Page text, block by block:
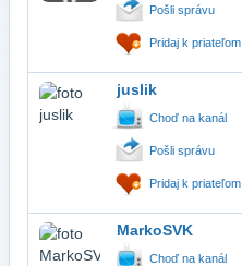
Pošli správu
Pridaj k priateľom
juslik
Choď na kanál
Pošli správu
Pridaj k priateľom
MarkoSVK
Choď na kanál